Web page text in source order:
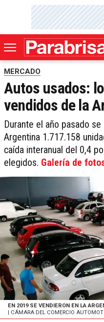
MERCADO
Autos usados:
vendidos de la
Durante el año pasado
Argentina 1.717.158
caída interanual del 0,4
elegidos. Galería de
EN 2019 SE VENDIERON EN LA
| CÁMARA DEL COMERCIO